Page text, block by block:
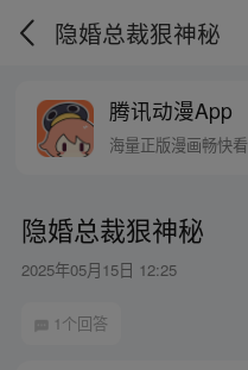
隐婚总裁狠神秘
腾讯动漫App
海量正版漫画畅快看
隐婚总裁狠神秘
2025年05月15日 12:25
1个回答